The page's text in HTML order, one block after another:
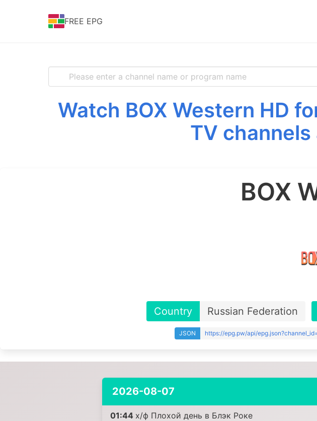
FREE EPG
Watch BOX Western HD
TV
BOX
Country Russian Federation
JSON https://epg.pw/api/
2026-08-07
01:44 х/ф Плохой день в Блэк Роке